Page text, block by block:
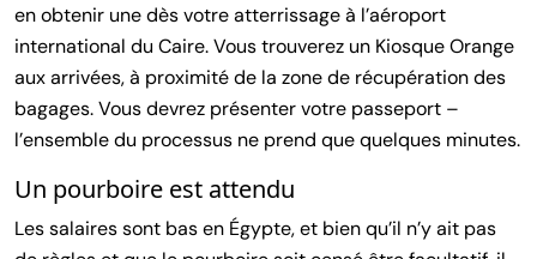
en obtenir une dès votre atterrissage à l’aéroport
international du Caire. Vous trouverez un Kiosque Orange
aux arrivées, à proximité de la zone de récupération des
bagages. Vous devrez présenter votre passeport –
l’ensemble du processus ne prend que quelques minutes.
Un pourboire est attendu
Les salaires sont bas en Égypte, et bien qu’il n’y ait pas